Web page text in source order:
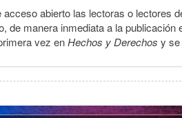
abierto las lectoras o lectores
de manera inmediata a la
vez enHechos y Derechos y se